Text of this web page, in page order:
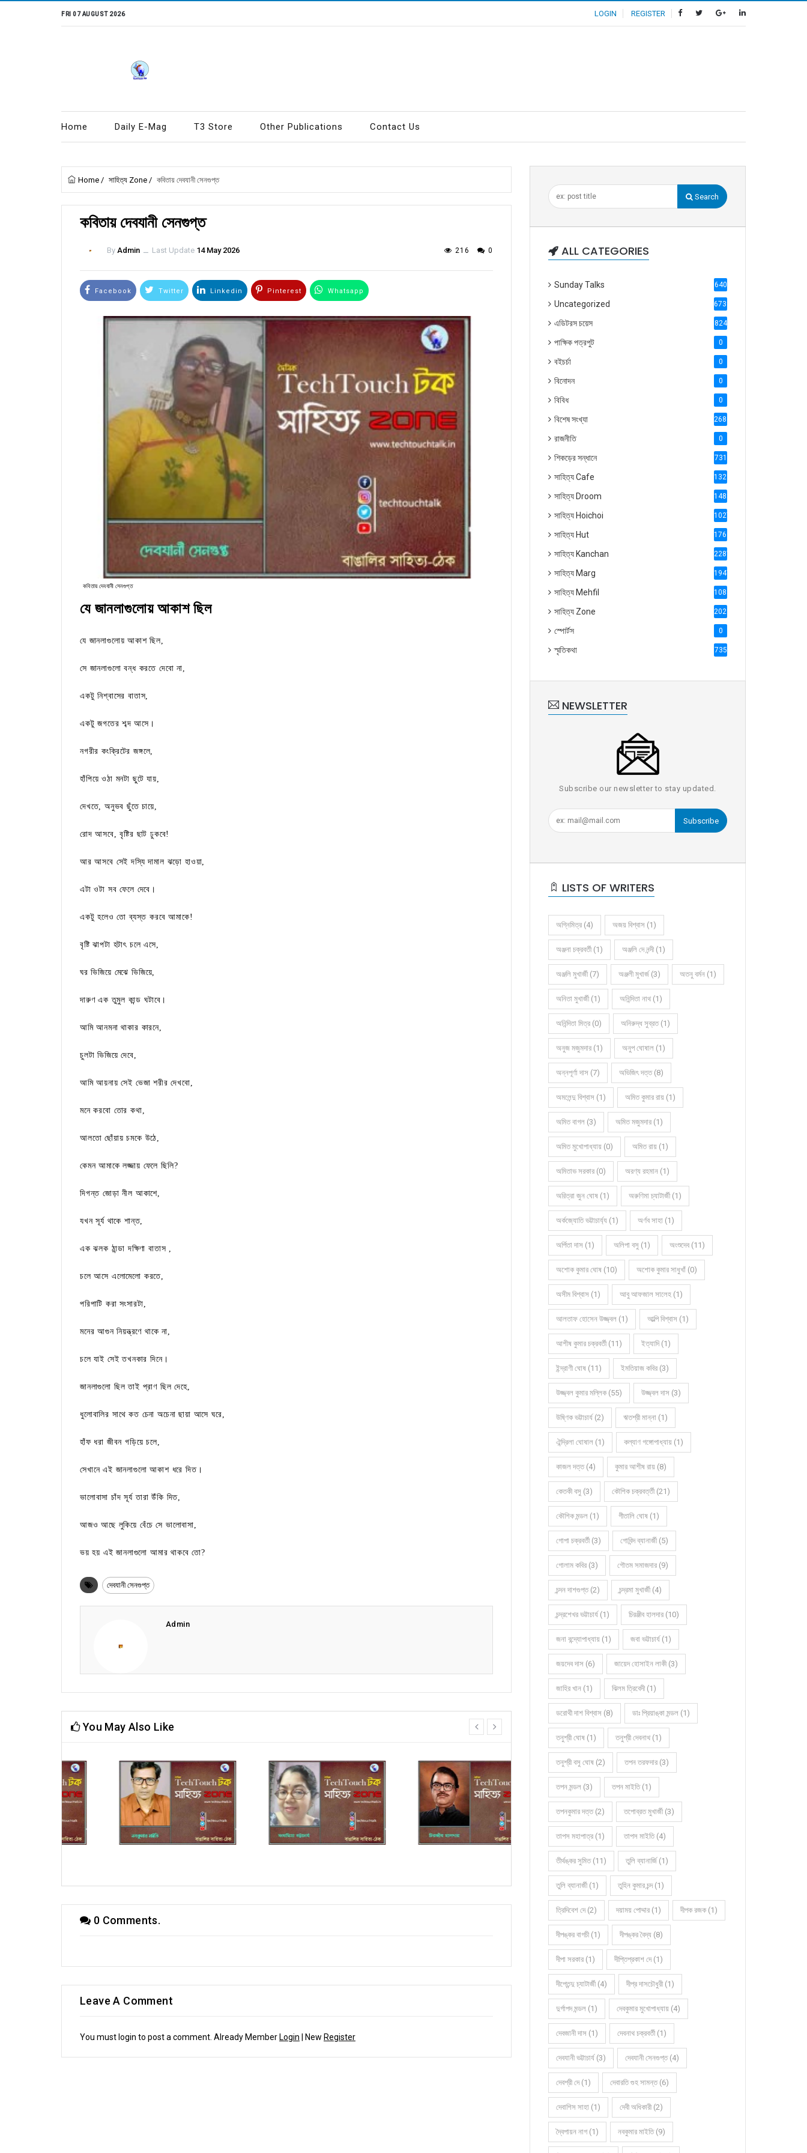
FRI 07 AUGUST 2026 LOGIN REGISTER
Home Daily E-Mag T3 Store Other Publications Contact Us
Home / সাহিত্য Zone / কবিতায় দেবযানী সেনগুপ্ত
কবিতায় দেবযানী সেনগুপ্ত
By Admin ــ Last Update 14 May 2026 216 0
Facebook Twitter Linkedin Pinterest Whatsapp
কবিতায় দেবযানী সেনগুপ্ত
যে জানলাগুলোয় আকাশ ছিল
যে জানলাগুলোয় আকাশ ছিল,
সে জানলাগুলো বন্ধ করতে দেবো না,
একটু নিশ্বাসের বাতাস,
একটু জগতের শব্দ আসে।
নগরীর কংক্রিটের জঙ্গলে,
হাঁপিয়ে ওঠা মনটা ছুটে যায়,
দেখতে, অনুভব ছুঁতে চায়ে,
রোদ আসবে, বৃষ্টির ছাট ঢুকবে!
আর আসবে সেই দস্যি দামাল ঝড়ো হাওয়া,
এটা ওটা সব ফেলে দেবে।
একটু হলেও তো ব্যস্ত করবে আমাকে!
বৃষ্টি ঝাপটা হটাৎ চলে এসে,
ঘর ভিজিয়ে মেঝে ভিজিয়ে,
দারুণ এক তুমুল কান্ড ঘটাবে।
আমি আনমনা থাকার কারনে,
চুলটা ভিজিয়ে দেবে,
আমি আয়নায় সেই ভেজা শরীর দেখবো,
মনে করবো তোর কথা,
আলতো ছোঁয়ায় চমকে উঠে,
কেমন আমাকে লজ্জায় ফেলে ছিলি?
দিগন্ত জোড়া নীল আকাশে,
যখন সূর্য থাকে শান্ত,
এক ঝলক ঠান্ডা দক্ষিণা বাতাস ,
চলে আসে এলোমেলো করতে,
পরিপাটি করা সংসারটা,
মনের আগুন নিয়ন্ত্রণে থাকে না,
চলে যাই সেই তখনকার দিনে।
জানলাগুলো ছিল তাই প্রাণ ছিল দেহে,
ধুলোবালির সাথে কত চেনা অচেনা ছায়া আসে ঘরে,
হাঁফ ধরা জীবন গড়িয়ে চলে,
সেখানে এই জানলাগুলো আকাশ ধরে দিত।
ভালোবাসা চাঁদ সূর্য তারা উঁকি দিত,
আজও আছে লুকিয়ে বেঁচে সে ভালোবাসা,
ভয় হয় এই জানলাগুলো আমার থাকবে তো?
দেবযানী সেনগুপ্ত
Admin
You May Also Like
কবিতায় ডরোথী দাশ বিশ্বাস
prev
0 Comments.
Leave A Comment
You must login to post a comment. Already Member Login | New Register
Search
ALL CATEGORIES
Sunday Talks 640
Uncategorized 6738
এডিটরস চয়েস 824
পাক্ষিক পত্রপুট 0
বইচর্চা 0
বিনোদন 0
বিবিধ 0
বিশেষ সংখ্যা 2686
রাজনীতি 0
শিকড়ের সন্ধানে 731
সাহিত্য Cafe 1321
সাহিত্য Droom 1488
সাহিত্য Hoichoi 1027
সাহিত্য Hut 1769
সাহিত্য Kanchan 2287
সাহিত্য Marg 1947
সাহিত্য Mehfil 1088
সাহিত্য Zone 2028
স্পোর্টস 0
স্মৃতিকথা 735
NEWSLETTER
Subscribe our newsletter to stay updated.
Subscribe
LISTS OF WRITERS
অগ্নিমিত্র (4) অজয় বিশ্বাস (1)
অঞ্জনা চক্রবর্তী (1) অঞ্জলি দে নন্দী (1)
অঞ্জলি মুখার্জী (7) অঞ্জলী মুখার্জ (3) অতনু বর্মন (1)
অনিতা মুখার্জী (1) অনিন্দিতা নাথ (1)
অনিন্দিতা মিত্র (0) অনিরুদ্ধ সুব্রত (1)
অনুজ মজুমদার (1) অনুপ ঘোষাল (1)
অন্নপূর্ণা দাস (7) অভিজিৎ দত্ত (8)
অমলেন্দু বিশ্বাস (1) অমিত কুমার রায় (1)
অমিত বাগল (3) অমিত মজুমদার (1)
অমিত মুখোপাধ্যায় (0) অমিত রায় (1)
অমিতাভ সরকার (0) অরণ্য রহমান (1)
অরিত্রা জুন ঘোষ (1) অরুণিমা চ্যাটার্জী (1)
অর্কজ্যোতি ভট্টাচার্য্য (1) অর্ণব সাহা (1)
অর্পিতা দাস (1) অলিপা বসু (1) অংশুদেব (11)
অশোক কুমার ঘোষ (10) অশোক কুমার সাধুখাঁ (0)
অসীম বিশ্বাস (1) আবু আফজাল সালেহ (1)
আলতাফ হোসেন উজ্জ্বল (1) আল্পি বিশ্বাস (1)
আশীষ কুমার চক্রবর্তী (11) ইত্যাদি (1)
ইন্দ্রাণী ঘোষ (11) ইমতিয়াজ কবির (3)
উজ্জ্বল কুমার মল্লিক (55) উজ্জ্বল দাস (3)
উষ্ণিক ভট্টাচার্য (2) ঋতশ্রী মান্না (1)
ঐন্দ্রিলা ঘোষাল (1) কল্যাণ গঙ্গোপাধ্যায় (1)
কাজল দত্ত (4) কুমার আশীষ রায় (8)
কেতকী বসু (3) কৌশিক চক্রবর্ত্তী (21)
কৌশিক মন্ডল (1) গীতালি ঘোষ (1)
গোপা চক্রবর্তী (3) গোবিন্দ ব্যানার্জী (5)
গোলাম কবির (3) গৌতম সমাজদার (9)
চন্দন দাশগুপ্ত (2) চন্দ্রমা মুখার্জী (4)
চন্দ্রশেখর ভট্টাচার্য (1) চিরঞ্জীব হালদার (10)
জনা বন্দ্যোপাধ্যায় (1) জবা ভট্টাচার্য (1)
জয়দেব দাস (6) জায়েদ হোসাইন লাকী (3)
জাহির খান (1) ঝিলম ত্রিবেদী (1)
ডরোথী দাশ বিশ্বাস (8) ডাঃ প্রিয়াঙ্কা মন্ডল (1)
তনুশ্রী ঘোষ (1) তনুশ্রী দেবনাথ (1)
তনুশ্রী বসু ঘোষ (2) তপন তরফদার (3)
তপন মন্ডল (3) তপন মাইতি (1)
তপনকুমার দত্ত (2) তপোব্রত মুখার্জী (3)
তাপস মহাপাত্র (1) তাপস মাইতি (4)
তীর্থঙ্কর সুমিত (11) তুলি ব্যানার্জি (1)
তুলি ব্যানার্জী (1) তুহিন কুমার চন্দ (1)
ত্রিদিবেশ দে (2) দয়াময় পোদ্দার (1) দীপক রজক (1)
দীপঙ্কর বাগচী (1) দীপঙ্কর বৈদ্য (8)
দীপা সরকার (1) দীপ্তিপ্রকাশ দে (1)
দীপ্তেন্দু চ্যাটার্জী (4) দীপ্র দাসচৌধুরী (1)
দুর্গাপদ মন্ডল (1) দেবকুমার মুখোপাধ্যায় (4)
দেবজানী দাস (1) দেবনাথ চক্রবর্তী (1)
দেবযানী ভট্টাচার্য (3) দেবযানী সেনগুপ্ত (4)
দেবশ্রী দে (1) দেবারতি গুহ সামন্ত (6)
দেবাশিস সাহা (1) দেবী অধিকারী (2)
দ্বৈপায়ন নাগ (1) নবকুমার মাইতি (9)